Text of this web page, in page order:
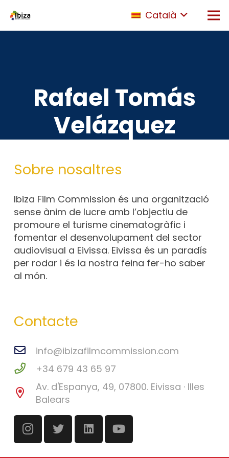
Català
Rafael Tomás
Velázquez
Sobre nosaltres
Ibiza Film Commission és una organització
sense ànim de lucre amb l’objectiu de
promoure el turisme cinematogràfic i
fomentar el desenvolupament del sector
audiovisual a Eivissa. Eivissa és un paradís
per rodar i és la nostra feina fer-ho saber
al món.
Contacte
info@ibizafilmcommission.com
+34 679 43 65 97
Av. d'Espanya, 49, 07800. Eivissa · Illes
Balears